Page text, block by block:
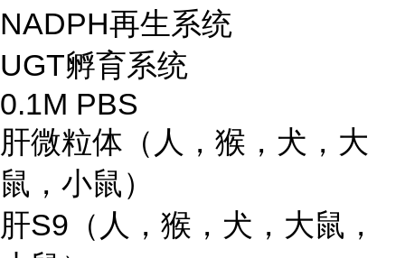
NADPH再生系统
UGT孵育系统
0.1M PBS
肝微粒体（人，猴，犬，大
鼠，小鼠）
肝S9（人，猴，犬，大鼠，